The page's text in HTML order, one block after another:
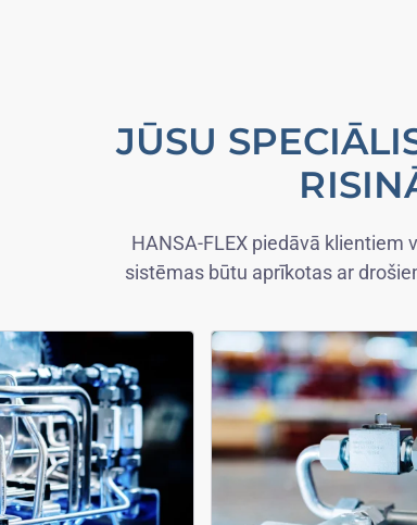
JŪSU
HANSA-FLEX piedāvā klientiem
sistēmas būtu aprīkotas ar